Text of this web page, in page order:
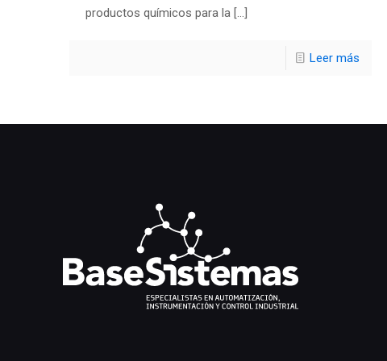
productos químicos para la[…]
Leer más